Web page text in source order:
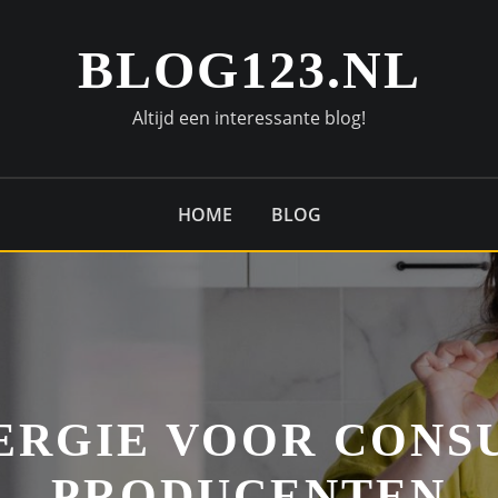
BLOG123.NL
Altijd een interessante blog!
HOME BLOG
VOOR